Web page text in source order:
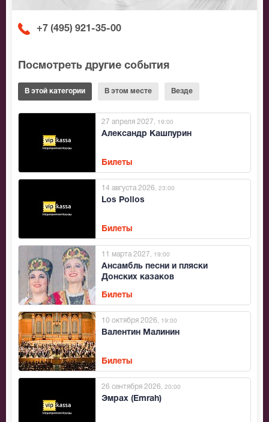
+7 (495) 921-35-00
Посмотреть другие события
В этой категории В этом месте Везде
Александр Кашпурин
27 апреля 2027 , 19:00
Билеты
Los Pollos
14 августа 2026 , 23:00
Билеты
Ансамбль песни и пляски
Донских казаков
11 марта 2027 , 19:00
Билеты
Валентин Малинин
10 октября 2026 , 19:00
Билеты
Эмрах (Emrah)
26 сентября 2026 , 20:00